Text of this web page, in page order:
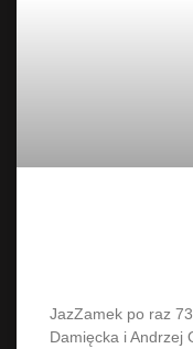
JazZamek po raz
Damięcka i Andrzej